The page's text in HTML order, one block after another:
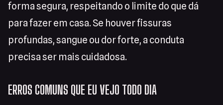
forma segura, respeitando o limite do que dá
para fazer em casa. Se houver fissuras
profundas, sangue ou dor forte, a conduta
precisa ser mais cuidadosa.
ERROS COMUNS QUE EU VEJO TODO DIA